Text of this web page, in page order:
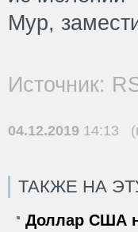
Мур,
Источник:
04.12.2019 14:13
ТАКЖЕ НА
Доллар США